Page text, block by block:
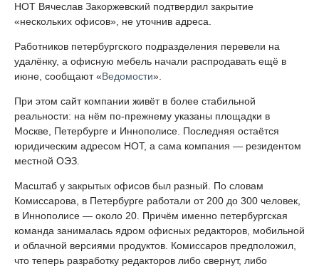
НОТ Вячеслав Закоржевский подтвердил закрытие
«нескольких офисов», не уточнив адреса.
Работников петербургского подразделения перевели на
удалёнку, а офисную мебель начали распродавать ещё в
июне, сообщают «Ведомости».
При этом сайт компании живёт в более стабильной
реальности: на нём по-прежнему указаны площадки в
Москве, Петербурге и Иннополисе. Последняя остаётся
юридическим адресом НОТ, а сама компания — резидентом
местной ОЭЗ.
Масштаб у закрытых офисов был разный. По словам
Комиссарова, в Петербурге работали от 200 до 300 человек,
в Иннополисе — около 20. Причём именно петербургская
команда занималась ядром офисных редакторов, мобильной
и облачной версиями продуктов. Комиссаров предположил,
что теперь разработку редакторов либо свернут, либо